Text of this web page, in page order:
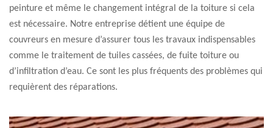
peinture et même le changement intégral de la toiture si cela
est nécessaire. Notre entreprise détient une équipe de
couvreurs en mesure d’assurer tous les travaux indispensables
comme le traitement de tuiles cassées, de fuite toiture ou
d’infiltration d’eau. Ce sont les plus fréquents des problèmes qui
requièrent des réparations.